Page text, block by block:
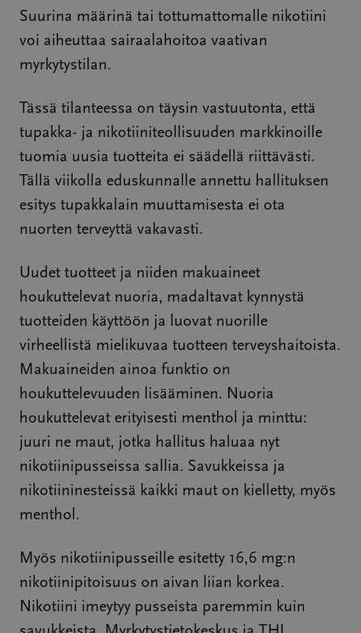
Suurina määrinä tai tottumattomalle nikotiini
voi aiheuttaa sairaalahoitoa vaativan
myrkytystilan.
Tässä tilanteessa on täysin vastuutonta, että
tupakka- ja nikotiiniteollisuuden markkinoille
tuomia uusia tuotteita ei säädellä riittävästi.
Tällä viikolla eduskunnalle annettu hallituksen
esitys tupakkalain muuttamisesta ei ota
nuorten terveyttä vakavasti.
Uudet tuotteet ja niiden makuaineet
houkuttelevat nuoria, madaltavat kynnystä
tuotteiden käyttöön ja luovat nuorille
virheellistä mielikuvaa tuotteen terveyshaitoista.
Makuaineiden ainoa funktio on
houkuttelevuuden lisääminen. Nuoria
houkuttelevat erityisesti menthol ja minttu:
juuri ne maut, jotka hallitus haluaa nyt
nikotiinipusseissa sallia. Savukkeissa ja
nikotiininesteissä kaikki maut on kielletty, myös
menthol.
Myös nikotiinipusseille esitetty 16,6 mg:n
nikotiinipitoisuus on aivan liian korkea.
Nikotiini imeytyy pusseista paremmin kuin